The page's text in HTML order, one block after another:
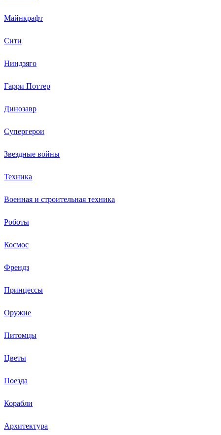
Майнкрафт
Сити
Ниндзяго
Гарри Поттер
Динозавр
Супергерои
Звездные войны
Техника
Военная и строительная техника
Роботы
Космос
Френдз
Принцессы
Оружие
Питомцы
Цветы
Поезда
Корабли
Архитектура